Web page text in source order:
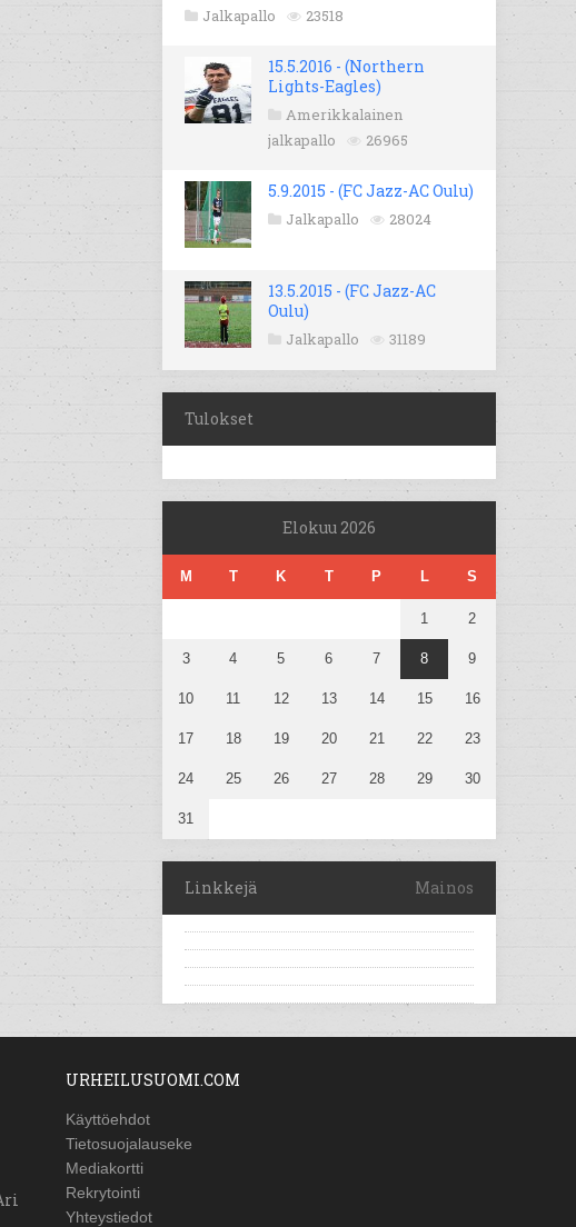
Jalkapallo 23518
15.5.2016 - (Northern
Lights-Eagles)
Amerikkalainen
jalkapallo
26965
5.9.2015 - (FC Jazz-AC Oulu)
Jalkapallo 28024
13.5.2015 - (FC Jazz-AC
Oulu)
Jalkapallo 31189
Tulokset
Elokuu 2026
M T K T P L S
1 2
3 4 5 6 7 8 9
10 11 12 13 14 15 16
17 18 19 20 21 22 23
24 25 26 27 28 29 30
31
Linkkejä Mainos
URHEILUSUOMI.COM
Käyttöehdot
Tietosuojalauseke
Mediakortti
Rekrytointi
Yhteystiedot